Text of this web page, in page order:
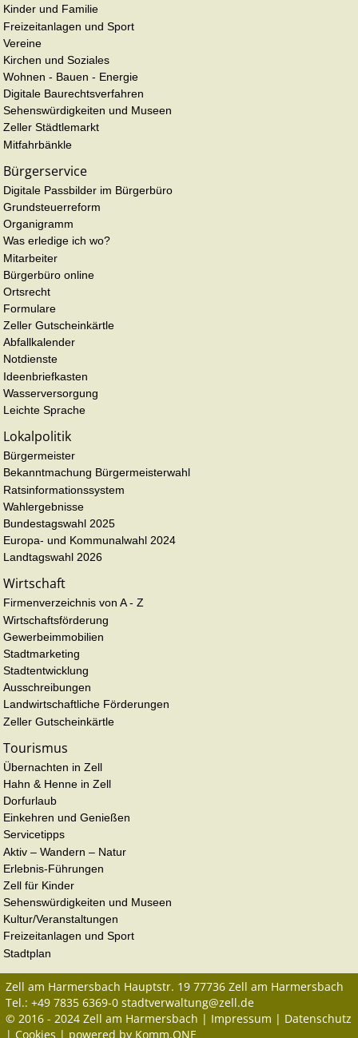
Kinder und Familie
Freizeitanlagen und Sport
Vereine
Kirchen und Soziales
Wohnen - Bauen - Energie
Digitale Baurechtsverfahren
Sehenswürdigkeiten und Museen
Zeller Städtlemarkt
Mitfahrbänkle
Bürgerservice
Digitale Passbilder im Bürgerbüro
Grundsteuerreform
Organigramm
Was erledige ich wo?
Mitarbeiter
Bürgerbüro online
Ortsrecht
Formulare
Zeller Gutscheinkärtle
Abfallkalender
Notdienste
Ideenbriefkasten
Wasserversorgung
Leichte Sprache
Lokalpolitik
Bürgermeister
Bekanntmachung Bürgermeisterwahl
Ratsinformationssystem
Wahlergebnisse
Bundestagswahl 2025
Europa- und Kommunalwahl 2024
Landtagswahl 2026
Wirtschaft
Firmenverzeichnis von A - Z
Wirtschaftsförderung
Gewerbeimmobilien
Stadtmarketing
Stadtentwicklung
Ausschreibungen
Landwirtschaftliche Förderungen
Zeller Gutscheinkärtle
Tourismus
Übernachten in Zell
Hahn & Henne in Zell
Dorfurlaub
Einkehren und Genießen
Servicetipps
Aktiv – Wandern – Natur
Erlebnis-Führungen
Zell für Kinder
Sehenswürdigkeiten und Museen
Kultur/Veranstaltungen
Freizeitanlagen und Sport
Stadtplan
Zell am Harmersbach Hauptstr. 19 77736 Zell am Harmersbach
Tel.: +49 7835 6369-0 stadtverwaltung@zell.de
© 2016 - 2024 Zell am Harmersbach | Impressum | Datenschutz
| Cookies | powered by Komm.ONE